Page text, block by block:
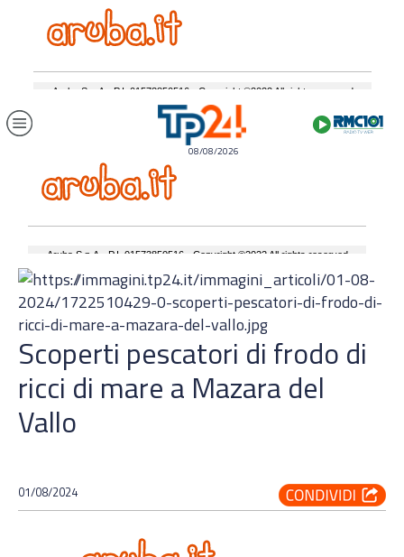
08/08/2026
Scoperti pescatori di frodo di
ricci di mare a Mazara del
Vallo
01/08/2024